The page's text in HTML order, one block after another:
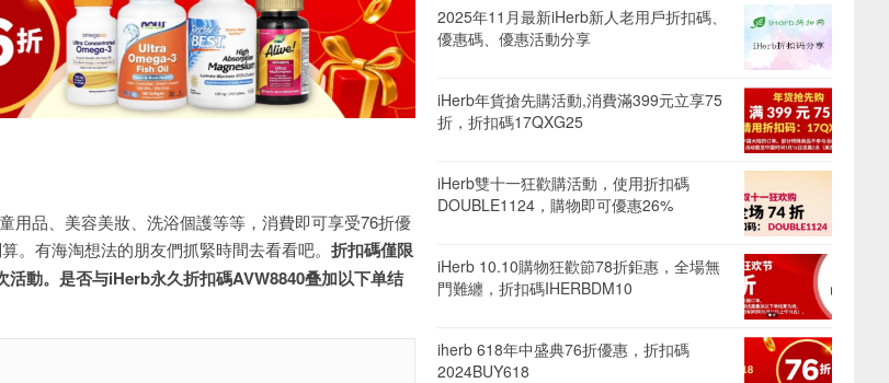
用品、美容美妝、洗浴個護等等，消費即可享受76折優
。有海淘想法的朋友們抓緊時間去看看吧。 折扣碼僅限
動。是否与iHerb永久折扣碼AVW8840叠加以下单结
2025年11月最新iHerb新人老用戶折扣碼、
優惠碼、優惠活動分享
iHerb年貨搶先購活動,消費滿399元立享75
折，折扣碼17QXG25
iHerb雙十一狂歡購活動，使用折扣碼
DOUBLE1124，購物即可優惠26%
iHerb 10.10購物狂歡節78折鉅惠，全場無
門難纏，折扣碼IHERBDM10
iherb 618年中盛典76折優惠，折扣碼
2024BUY618